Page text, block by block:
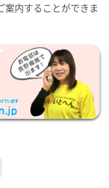
案内することができま